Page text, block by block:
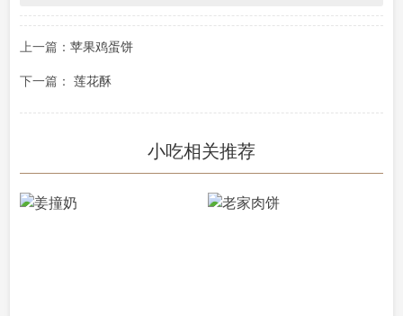
上一篇： 苹果鸡蛋饼
下一篇： 莲花酥
小吃相关推荐